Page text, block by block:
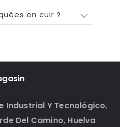
en cuir ?
Industrial Y Tecnológico,
Del Camino, Huelva